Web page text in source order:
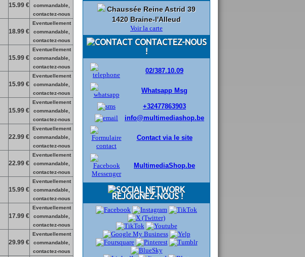
15.99 €
commandable,
contactez-nous
18.99 €
Eventuellement
commandable,
contactez-nous
15.99 €
Eventuellement
commandable,
contactez-nous
15.99 €
Eventuellement
commandable,
contactez-nous
15.99 €
Eventuellement
commandable,
contactez-nous
22.99 €
Eventuellement
commandable,
contactez-nous
22.99 €
Eventuellement
commandable,
contactez-nous
15.99 €
Eventuellement
commandable,
contactez-nous
17.99 €
Eventuellement
commandable,
contactez-nous
29.99 €
Eventuellement
commandable,
contactez-nous
Chaussée Reine Astrid 39
1420 Braine-l'Alleud
Voir la carte
CONTACTEZ-NOUS
!
02/387.10.09
Whatsapp Msg
+32477863903
info@multimediashop.be
Contact via le site
MultimediaShop.be
REJOIGNEZ-NOUS !